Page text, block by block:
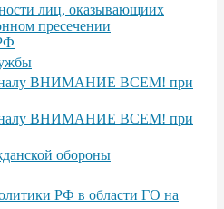
лиц, оказывающиих
пресечении
ВНИМАНИЕ ВСЕМ! при
ВНИМАНИЕ ВСЕМ! при
обороны
РФ в области ГО на